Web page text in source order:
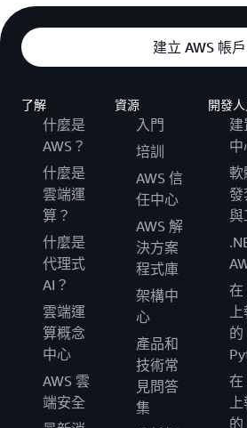
建立 AWS 帳戶
了解
什麼是
AWS？
什麼是
雲端運
算？
什麼是
代理式
AI？
雲端運
算概念
中心
AWS 雲
端安全
資源
入門
培訓
AWS 信
任中心
AWS 解
決方案
程式庫
架構中
心
產品和
技術常
見問答
集
開發人
建
中
軟
發
與
在
的
在
的